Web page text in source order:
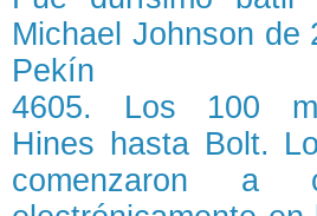
Michael Johnson de
Pekín
4605. Los 100
Hines hasta Bolt.
comenzaron a